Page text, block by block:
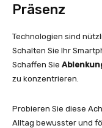
Präsenz
Technologien sind
Schalten Sie Ihr
Schaffen Sie
zu konzentrieren.
Probieren Sie diese
Alltag bewusster und